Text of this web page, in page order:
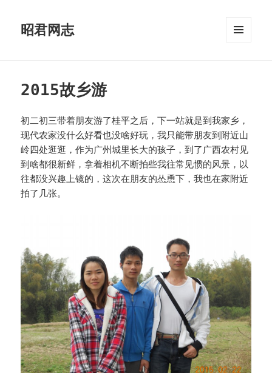
昭君网志
2015故乡游
初二初三带着朋友游了桂平之后，下一站就是到我家乡，
现代农家没什么好看也没啥好玩，我只能带朋友到附近山
岭四处逛逛，作为广州城里长大的孩子，到了广西农村见
到啥都很新鲜，拿着相机不断拍些我往常见惯的风景，以
往都没兴趣上镜的，这次在朋友的怂恿下，我也在家附近
拍了几张。